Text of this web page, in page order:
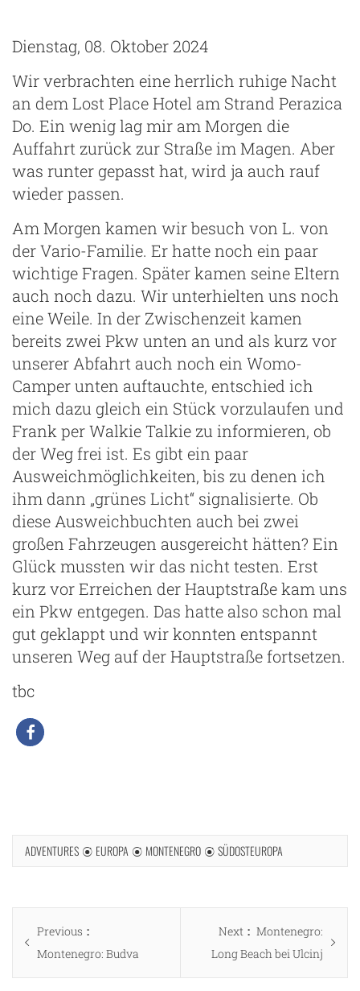
Dienstag, 08. Oktober 2024
Wir verbrachten eine herrlich ruhige Nacht
an dem Lost Place Hotel am Strand Perazica
Do. Ein wenig lag mir am Morgen die
Auffahrt zurück zur Straße im Magen. Aber
was runter gepasst hat, wird ja auch rauf
wieder passen.
Am Morgen kamen wir besuch von L. von
der Vario-Familie. Er hatte noch ein paar
wichtige Fragen. Später kamen seine Eltern
auch noch dazu. Wir unterhielten uns noch
eine Weile. In der Zwischenzeit kamen
bereits zwei Pkw unten an und als kurz vor
unserer Abfahrt auch noch ein Womo-
Camper unten auftauchte, entschied ich
mich dazu gleich ein Stück vorzulaufen und
Frank per Walkie Talkie zu informieren, ob
der Weg frei ist. Es gibt ein paar
Ausweichmöglichkeiten, bis zu denen ich
ihm dann „grünes Licht“ signalisierte. Ob
diese Ausweichbuchten auch bei zwei
großen Fahrzeugen ausgereicht hätten? Ein
Glück mussten wir das nicht testen. Erst
kurz vor Erreichen der Hauptstraße kam uns
ein Pkw entgegen. Das hatte also schon mal
gut geklappt und wir konnten entspannt
unseren Weg auf der Hauptstraße fortsetzen.
tbc
ADVENTURES EUROPA MONTENEGRO SÜDOSTEUROPA
Beitragsnavigation
Previous
post:
Montenegro: Budva
Next
Next
post:
Montenegro:
Long Beach bei Ulcinj